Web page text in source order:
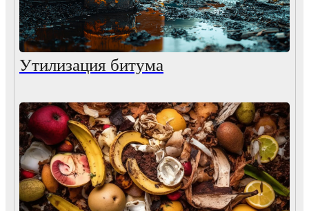
Утилизация битума